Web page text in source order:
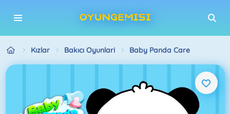
Kızlar Bakıcı Oyunlari Baby Panda Care